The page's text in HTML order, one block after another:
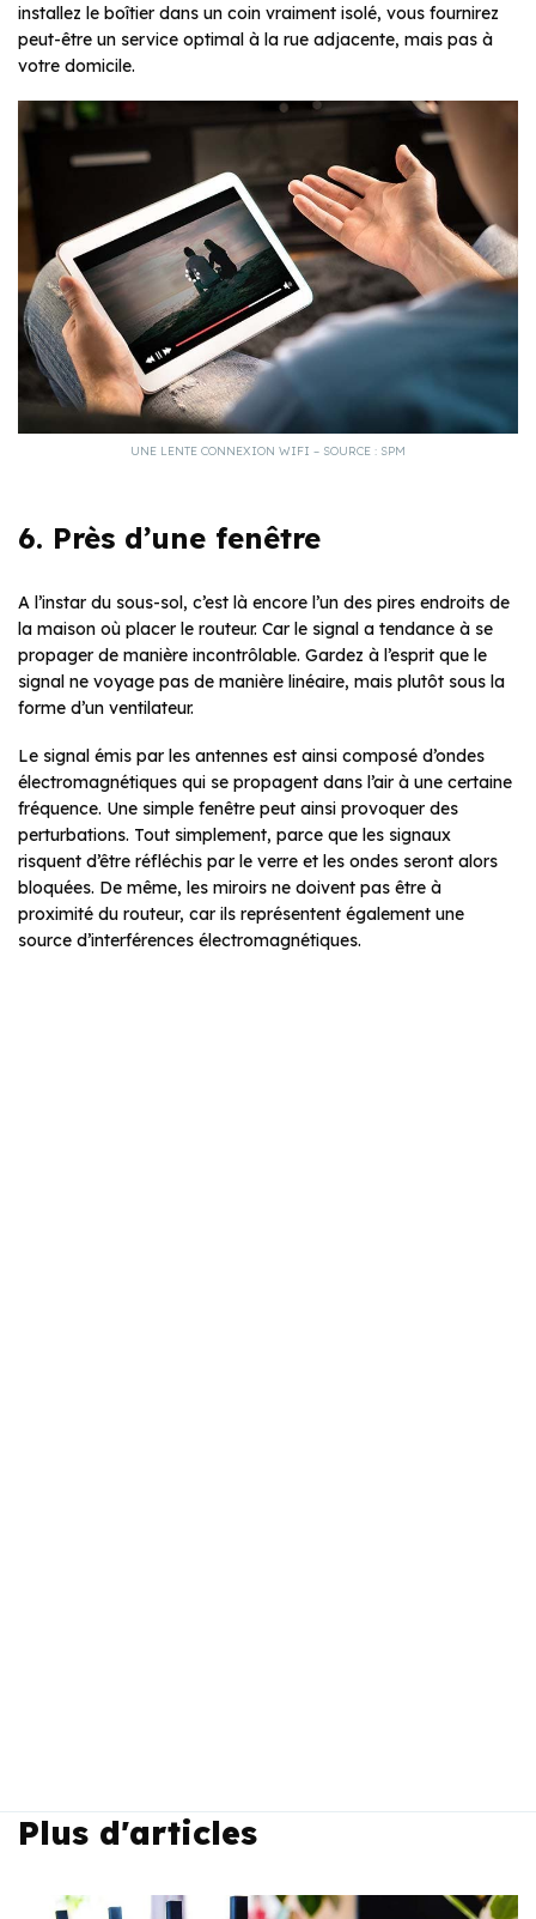
installez le boîtier dans un coin vraiment isolé, vous fournirez
peut-être un service optimal à la rue adjacente, mais pas à
votre domicile.
UNE LENTE CONNEXION WIFI – SOURCE : SPM
6. Près d’une fenêtre
A l’instar du sous-sol, c’est là encore l’un des pires endroits de
la maison où placer le routeur. Car le signal a tendance à se
propager de manière incontrôlable. Gardez à l’esprit que le
signal ne voyage pas de manière linéaire, mais plutôt sous la
forme d’un ventilateur.
Le signal émis par les antennes est ainsi composé d’ondes
électromagnétiques qui se propagent dans l’air à une certaine
fréquence. Une simple fenêtre peut ainsi provoquer des
perturbations. Tout simplement, parce que les signaux
risquent d’être réfléchis par le verre et les ondes seront alors
bloquées. De même, les miroirs ne doivent pas être à
proximité du routeur, car ils représentent également une
source d’interférences électromagnétiques.
Plus d'articles